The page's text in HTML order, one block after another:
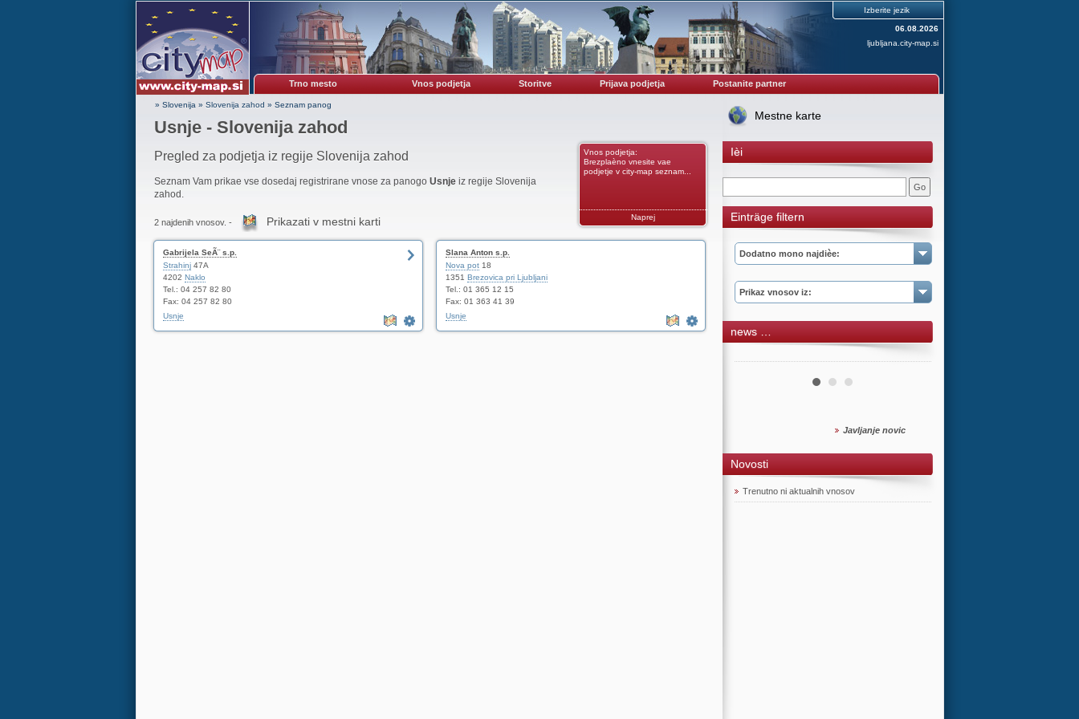
Izberite jezik
06.08.2026
ljubljana.city-map.si
Trno mesto Vnos podjetja Storitve Prijava podjetja Postanite partner
» Slovenija » Slovenija zahod » Seznam panog
Usnje - Slovenija zahod
Pregled za podjetja iz regije Slovenija zahod
Vnos podjetja:
Brezplaèno vnesite vae
podjetje v city-map seznam...
Naprej
Seznam Vam prikae vse dosedaj registrirane vnose za panogo Usnjeiz regije Slovenija
zahod.
2 najdenih vnosov. - Prikazati v mestni karti
Gabrijela SeÃ¨ s.p.
Strahinj47A
4202 Naklo
Tel.: 04 257 82 80
Fax: 04 257 82 80
Usnje
Slana Anton s.p.
Nova pot18
1351 Brezovica pri Ljubljani
Tel.: 01 365 12 15
Fax: 01 363 41 39
Usnje
Mestne karte
Ièi
Einträge filtern
Dodatno mono najdièe:
Prikaz vnosov iz:
news …
Javljanje novic
Novosti
Trenutno ni aktualnih vnosov